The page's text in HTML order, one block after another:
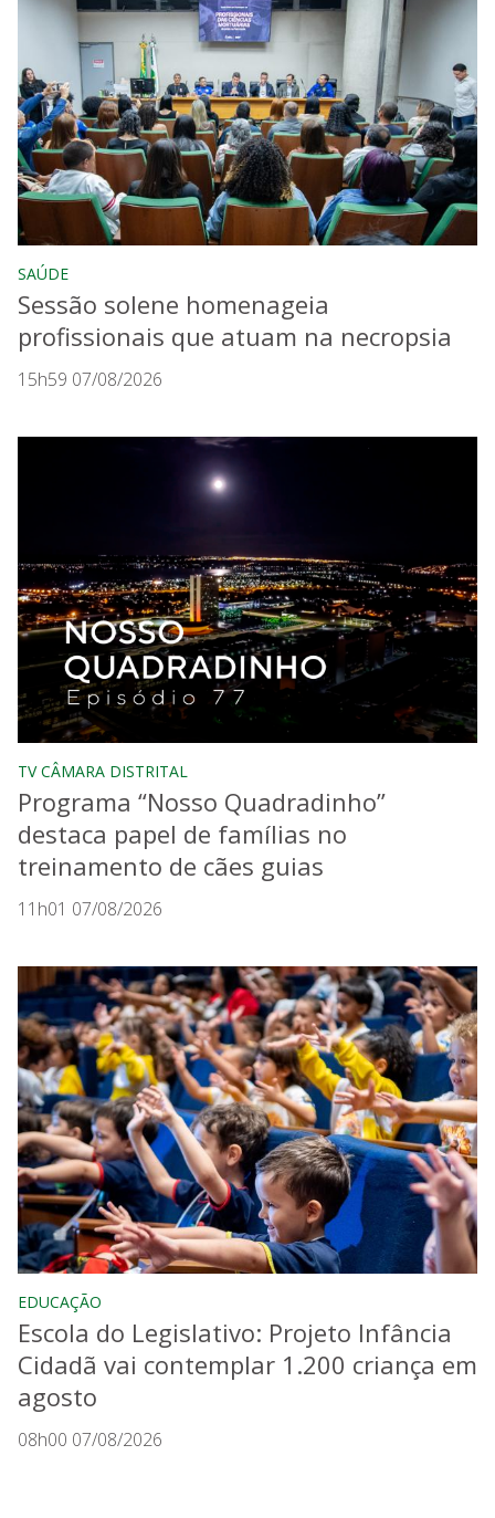
SAÚDE
Sessão solene homenageia
profissionais que atuam na necropsia
15h59 07/08/2026
TV CÂMARA DISTRITAL
Programa “Nosso Quadradinho”
destaca papel de famílias no
treinamento de cães guias
11h01 07/08/2026
EDUCAÇÃO
Escola do Legislativo: Projeto Infância
Cidadã vai contemplar 1.200 criança em
agosto
08h00 07/08/2026